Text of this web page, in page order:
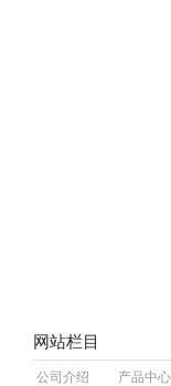
网站栏目
公司介绍
产品中心